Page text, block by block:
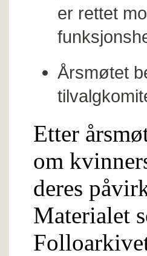
er rettet
Årsmøtet
Etter
om
deres
Materialet